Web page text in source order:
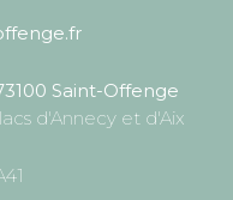
Saint-Offenge
d'Annecy et d'Aix